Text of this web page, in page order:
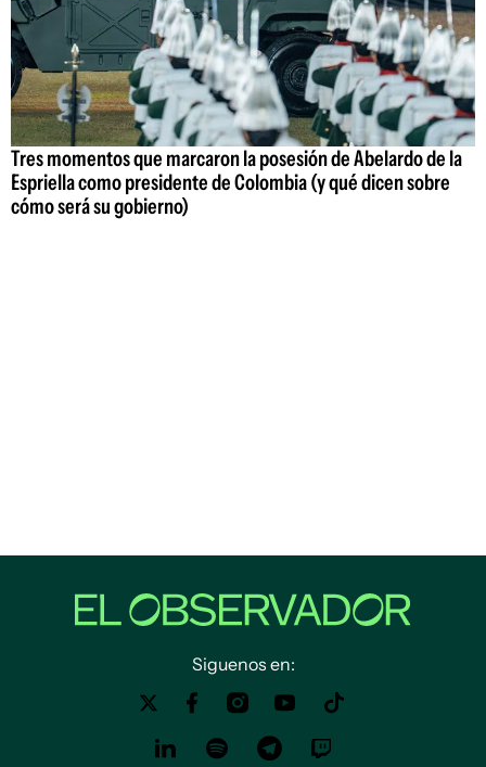
Tres momentos que marcaron la posesión de Abelardo de la
Espriella como presidente de Colombia (y qué dicen sobre
cómo será su gobierno)
Siguenos en: